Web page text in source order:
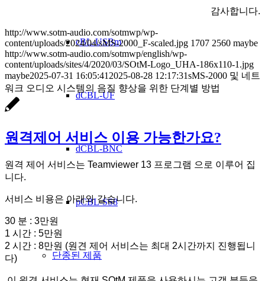
cBL-USBm
dCBL-UF
dCBL-BNC
pCBL-SS8
단종된 제품
감사합니다.
http://www.sotm-audio.com/sotmwp/wp-
content/uploads/2024/04/sMS-2000_F-scaled.jpg 1707 2560 maybe
http://www.sotm-audio.com/sotmwp/english/wp-
content/uploads/sites/4/2020/03/SOtM-Logo_UHA-186x110-1.jpg
maybe2025-07-31 16:05:41 2025-08-28 12:17:31sMS-2000 및 네트
워크 오디오 시스템의 음질 향상을 위한 단계별 방법
원격제어 서비스 이용 가능한가요?
원격 제어 서비스는 Teamviewer 13 프로그램 으로 이루어 집
니다.
서비스 비용은 아래와 같습니다.
30 분 : 3만원
1 시간 : 5만원
2 시간 : 8만원 (원견 제어 서비스는 최대 2시간까지 진행됩니
다)